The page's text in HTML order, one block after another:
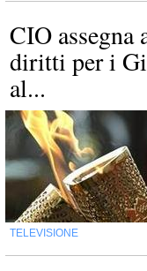
CIO
diritti per i
al...
TELEVISIONE